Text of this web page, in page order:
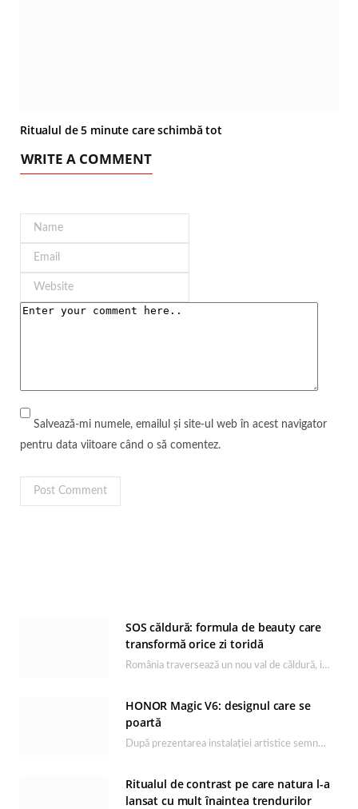
Ritualul de 5 minute care schimbă tot
WRITE A COMMENT
Salvează-mi numele, emailul și site-ul web în acest navigator
pentru data viitoare când o să comentez.
SOS căldură: formula de beauty care
transformă orice zi toridă
România traversează un nou val de căldură, iar rutina de îngrijire capătă un rol esențial…
HONOR Magic V6: designul care se
poartă
După prezentarea instalației artistice semnată de Catrinel Săbăciag în cadrul evenimentului de lansare HONOR Magic…
Ritualul de contrast pe care natura l-a
lansat cu mult înaintea trendurilor